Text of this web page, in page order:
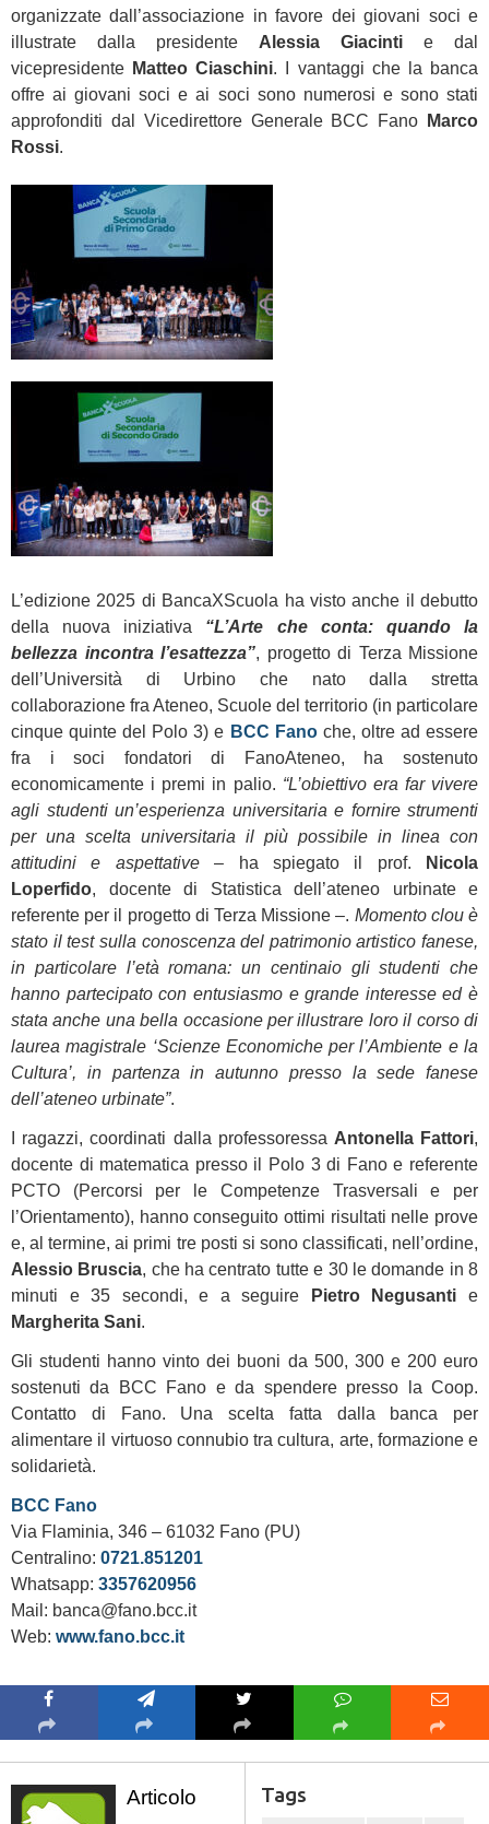
organizzate dall’associazione in favore dei giovani soci e
illustrate dalla presidente Alessia Giacinti e dal
vicepresidente Matteo Ciaschini. I vantaggi che la banca
offre ai giovani soci e ai soci sono numerosi e sono stati
approfonditi dal Vicedirettore Generale BCC Fano
Marco
Rossi.
L’edizione 2025 di BancaXScuola ha visto anche il debutto
della nuova iniziativa “L’Arte che conta: quando la
bellezza incontra l’esattezza”, progetto di Terza Missione
dell’Università di Urbino che nato dalla stretta
collaborazione fra Ateneo, Scuole del territorio (in particolare
cinque quinte del Polo 3) e BCC Fanoche, oltre ad essere
fra i soci fondatori di FanoAteneo, ha sostenuto
economicamente i premi in palio. “L’obiettivo era far vivere
agli studenti un’esperienza universitaria e fornire strumenti
per una scelta universitaria il più possibile in linea con
attitudini e aspettative– ha spiegato il prof.
Nicola
Loperfido, docente di Statistica dell’ateneo urbinate e
referente per il progetto di Terza Missione –. Momento clou è
stato il test sulla conoscenza del patrimonio artistico fanese,
in particolare l’età romana: un centinaio gli studenti che
hanno partecipato con entusiasmo e grande interesse ed è
stata anche una bella occasione per illustrare loro il corso di
laurea magistrale ‘Scienze Economiche per l’Ambiente e la
Cultura’, in partenza in autunno presso la sede fanese
dell’ateneo urbinate”.
I ragazzi, coordinati dalla professoressa Antonella Fattori,
docente di matematica presso il Polo 3 di Fano e referente
PCTO (Percorsi per le Competenze Trasversali e per
l’Orientamento), hanno conseguito ottimi risultati nelle prove
e, al termine, ai primi tre posti si sono classificati, nell’ordine,
Alessio Bruscia, che ha centrato tutte e 30 le domande in 8
minuti e 35 secondi, e a seguire
Pietro Negusanti e
Margherita Sani.
Gli studenti hanno vinto dei buoni da 500, 300 e 200 euro
sostenuti da BCC Fano e da spendere presso la Coop.
Contatto di Fano. Una scelta fatta dalla banca per
alimentare il virtuoso connubio tra cultura, arte, formazione e
solidarietà.
BCC Fano
Via Flaminia, 346 – 61032 Fano (PU)
Centralino: 0721.851201
Whatsapp: 3357620956
Mail: banca@fano.bcc.it
Web: www.fano.bcc.it
Articolo Tags